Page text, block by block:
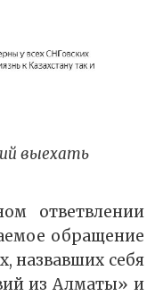
выехать
ответвлении
обращение
назвавших себя
из Алматы» и